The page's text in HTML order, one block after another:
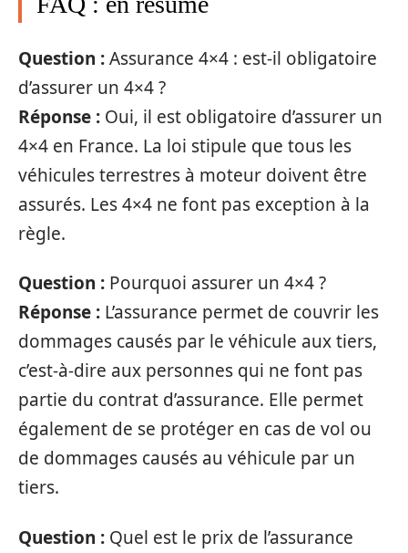
Question :Assurance 4×4 : est-il obligatoire
d’assurer un 4×4 ?
Réponse : Oui, il est obligatoire d’assurer un
4×4 en France. La loi stipule que tous les
véhicules terrestres à moteur doivent être
assurés. Les 4×4 ne font pas exception à la
règle.
Question : Pourquoi assurer un 4×4 ?
Réponse : L’assurance permet de couvrir les
dommages causés par le véhicule aux tiers,
c’est-à-dire aux personnes qui ne font pas
partie du contrat d’assurance. Elle permet
également de se protéger en cas de vol ou
de dommages causés au véhicule par un
tiers.
Question : Quel est le prix de l’assurance